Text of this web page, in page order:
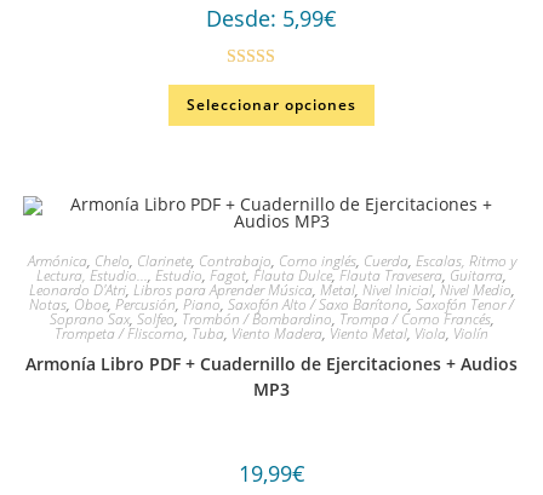
Desde: 5,99€
Valorado en
4.86de 5
Seleccionar opciones
Armónica, Chelo, Clarinete, Contrabajo, Corno inglés, Cuerda, Escalas, Ritmo y
Lectura, Estudio..., Estudio, Fagot, Flauta Dulce,Flauta Travesera, Guitarra,
Leonardo D'Atri, Libros para Aprender Música, Metal, Nivel Inicial, Nivel Medio,
Notas, Oboe, Percusión, Piano, Saxofón Alto / Saxo Barítono, Saxofón Tenor /
Soprano Sax, Solfeo, Trombón / Bombardino, Trompa / Corno Francés,
Trompeta / Fliscorno, Tuba, Viento Madera, Viento Metal, Viola, Violín
Armonía Libro PDF + Cuadernillo de Ejercitaciones + Audios
MP3
19,99€